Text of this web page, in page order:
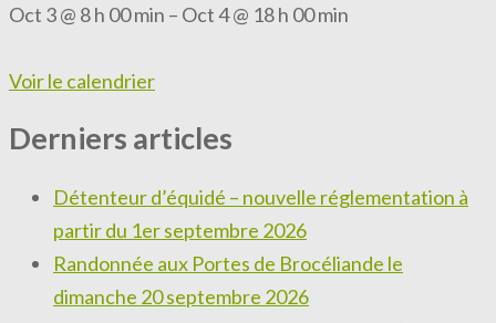
Oct 3 @ 8 h 00 min – Oct 4 @ 18 h 00 min
Voir le calendrier
Derniers articles
Détenteur d’équidé – nouvelle réglementation à
partir du 1er septembre 2026
Randonnée aux Portes de Brocéliande le
dimanche 20 septembre 2026